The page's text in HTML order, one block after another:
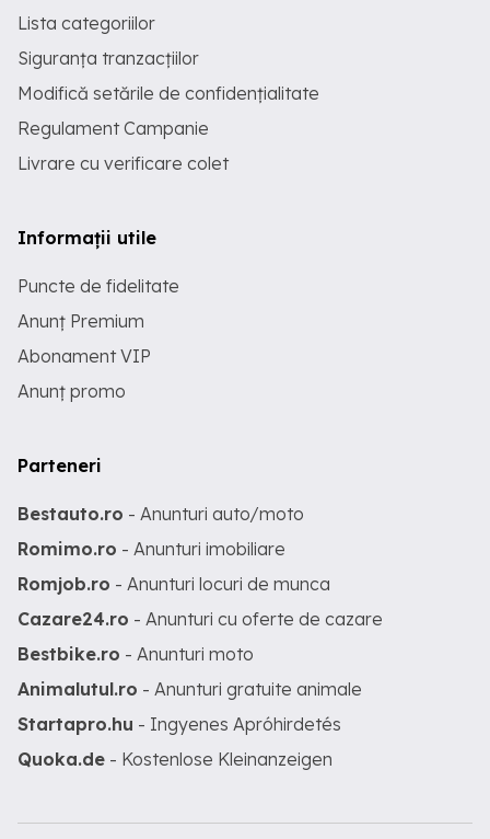
Lista categoriilor
Siguranța tranzacțiilor
Modifică setările de confidențialitate
Regulament Campanie
Livrare cu verificare colet
Informații utile
Puncte de fidelitate
Anunț Premium
Abonament VIP
Anunț promo
Parteneri
Bestauto.ro - Anunturi auto/moto
Romimo.ro - Anunturi imobiliare
Romjob.ro - Anunturi locuri de munca
Cazare24.ro - Anunturi cu oferte de cazare
Bestbike.ro - Anunturi moto
Animalutul.ro - Anunturi gratuite animale
Startapro.hu - Ingyenes Apróhirdetés
Quoka.de - Kostenlose Kleinanzeigen